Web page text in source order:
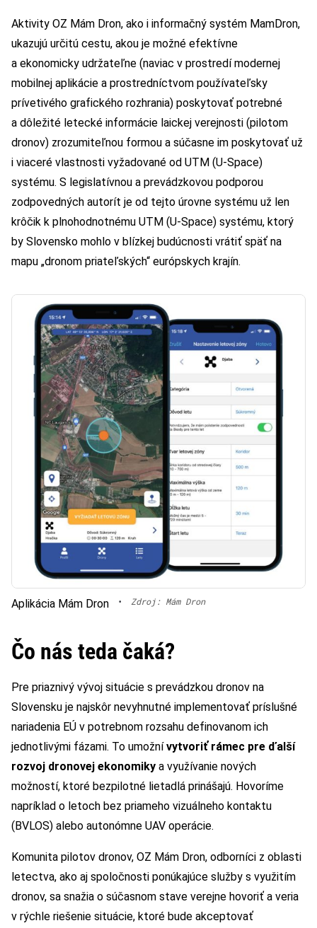
Aktivity OZ Mám Dron, ako i informačný systém MamDron,
ukazujú určitú cestu, akou je možné efektívne
a ekonomicky udržateľne (naviac v prostredí modernej
mobilnej aplikácie a prostredníctvom používateľsky
prívetivého grafického rozhrania) poskytovať potrebné
a dôležité letecké informácie laickej verejnosti (pilotom
dronov) zrozumiteľnou formou a súčasne im poskytovať už
i viaceré vlastnosti vyžadované od UTM (U-Space)
systému. S legislatívnou a prevádzkovou podporou
zodpovedných autorít je od tejto úrovne systému už len
krôčik k plnohodnotnému UTM (U-Space) systému, ktorý
by Slovensko mohlo v blízkej budúcnosti vrátiť späť na
mapu „dronom priateľských“ európskych krajín.
Aplikácia Mám Dron • Zdroj: Mám Dron
Čo nás teda čaká?
Pre priaznivý vývoj situácie s prevádzkou dronov na
Slovensku je najskôr nevyhnutné implementovať príslušné
nariadenia EÚ v potrebnom rozsahu definovanom ich
jednotlivými fázami. To umožnívytvoriť rámec pre ďalší
rozvoj dronovej ekonomiky a využívanie nových
možností, ktoré bezpilotné lietadlá prinášajú. Hovoríme
napríklad o letoch bez priameho vizuálneho kontaktu
(BVLOS) alebo autonómne UAV operácie.
Komunita pilotov dronov, OZ Mám Dron, odborníci z oblasti
letectva, ako aj spoločnosti ponúkajúce služby s využitím
dronov, sa snažia o súčasnom stave verejne hovoriť a veria
v rýchle riešenie situácie, ktoré bude akceptovať